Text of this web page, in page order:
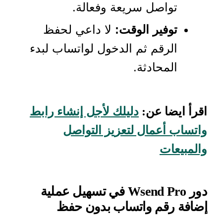
تواصل سريعة وفعالة.
توفير الوقت: لا داعي لحفظ
الرقم ثم الدخول لواتساب لبدء
المحادثة.
اقرأ ايضا عن: دليلك لأجل إنشاء رابط
واتساب أعمال لتعزيز التواصل
والمبيعات
دور Wsend Pro في تسهيل عملية
إضافة رقم واتساب بدون حفظ